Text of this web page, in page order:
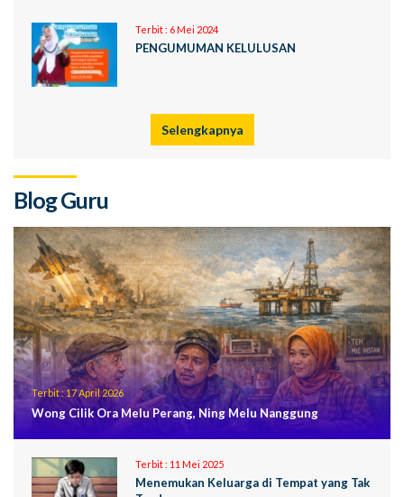
Terbit : 6 Mei 2024
PENGUMUMAN KELULUSAN
Selengkapnya
Blog Guru
Terbit :17 April 2026
Wong Cilik Ora Melu Perang, Ning Melu Nanggung
Terbit : 11 Mei 2025
Menemukan Keluarga di Tempat yang Tak